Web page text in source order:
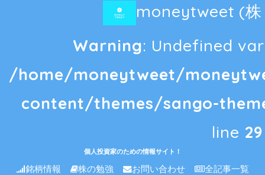
moneytweet (株
Warning: Undefined
/home/moneytweet/
content/themes/sango-
line 29
個人投資家のための情報サイト！
銘柄情報 株の勉強 お問い合わせ
全記事一覧